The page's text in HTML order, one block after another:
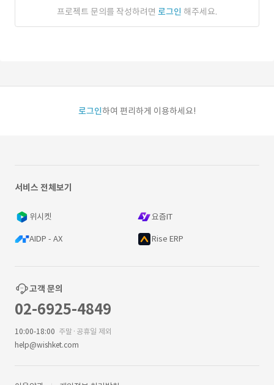
프로젝트 문의를 작성하려면 로그인 해주세요.
로그인하여 편리하게 이용하세요!
서비스 전체보기
위시켓 요즘IT
AIDP - AX Rise ERP
고객 문의
02-6925-4849
10:00-18:00 주말·공휴일 제외
help@wishket.com